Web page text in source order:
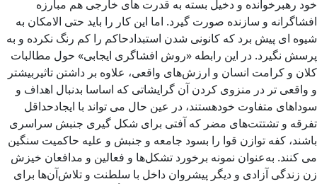
خود رهبرخوانده و دخیل بسته به قدرت‌ های خارجی هم مبارزه
افشاگرانه و سازنده صورت گیرد. اما این کار را باید حتی الامکان به
شیوه ای پیش برد که کانونی شدن استبدادحاکم را کم رنگ نکرده و به
پرسش نگیرد. در این رابطه «روش افشاگری ایجابی» حول مطالبات
کلان و کرامت انسان و ارزش‌های واقعی، علاوه بر داشتن تاثیربیشتر
و واقعی تر در منزوی کردن آن گرایشاتی که اساسا بدنبال اهداف و
سوداهای متفاوت خودهستند، در عین حال می تواند با ایجادحداقل
تفرقه و تشتتت‌های مضر که آفتی برای شکل گیری جنبش سراسری
باشند، کفه توازن قوا را بسود جامعه و جنبش و علیه حاکمیت سنگین
می کنند. به‌عنوان نمونه برخورد تشکل‌ها و فعالین و مدافعان خیزش
زن زندگی آزادی و دیگر پیشروان داخل با سلطنت و تلاش‌‌آن‌ها برای